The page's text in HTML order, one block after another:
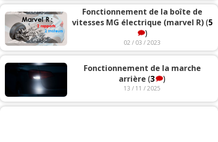
Fonctionnement de la boîte de
vitesses MG électrique (marvel R)(5
)
02 / 03 / 2023
Fonctionnement de la marche
arrière (3 )
13 / 11 / 2025